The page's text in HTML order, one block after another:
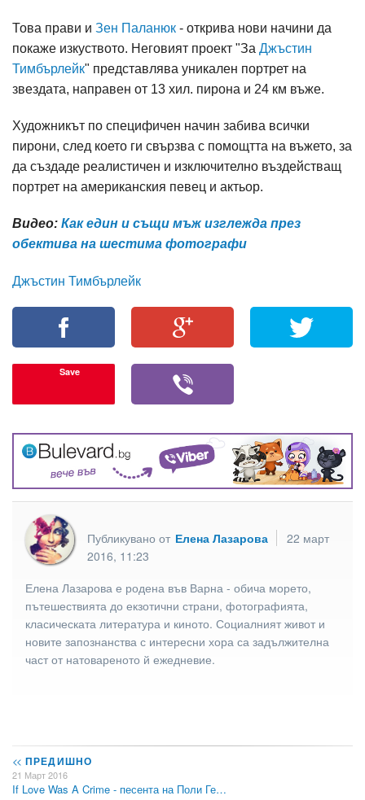
Това прави и Зен Паланюк - открива нови начини да
покаже изкуството. Неговият проект "За Джъстин
Тимбърлейк" представлява уникален портрет на
звездата, направен от 13 хил. пирона и 24 км въже.
Художникът по специфичен начин забива всички
пирони, след което ги свързва с помощтта на въжето, за
да създаде реалистичен и изключително въздействащ
портрет на американския певец и актьор.
Видео: Как един и същи мъж изглежда през
обектива на шестима фотографи​
Джъстин Тимбърлейк
Save
Публикувано от Елена Лазарова
22 март
2016, 11:23
Елена Лазарова е родена във Варна - обича морето,
пътешествията до екзотични страни, фотографията,
класическата литература и киното. Социалният живот и
новите запознанства с интересни хора са задължителна
част от натовареното й ежедневие.
<< ПРЕДИШНО
21 Март 2016
If Love Was A Crime - песента на Поли Ге…